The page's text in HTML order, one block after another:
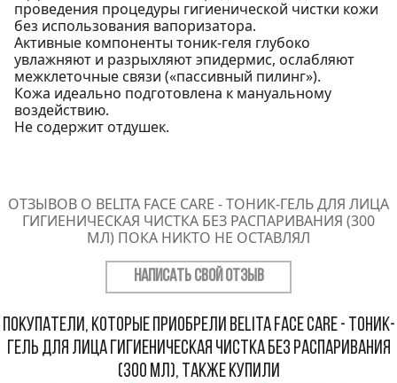
проведения процедуры гигиенической чистки кожи
без использования вапоризатора.
Активные компоненты тоник-геля глубоко
увлажняют и разрыхляют эпидермис, ослабляют
межклеточные связи («пассивный пилинг»).
Кожа идеально подготовлена к мануальному
воздействию.
Не содержит отдушек.
ОТЗЫВОВ О BELITA FACE CARE - ТОНИК-ГЕЛЬ ДЛЯ ЛИЦА
ГИГИЕНИЧЕСКАЯ ЧИСТКА БЕЗ РАСПАРИВАНИЯ (300
МЛ) ПОКА НИКТО НЕ ОСТАВЛЯЛ
НАПИСАТЬ СВОЙ ОТЗЫВ
Покупатели, которые приобрели Belita Face Care - Тоник-
гель для лица гигиеническая чистка без распаривания
(300 мл), также купили